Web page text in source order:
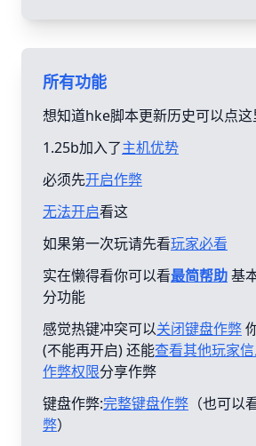
所有功能
想知道hke脚本更新历史可以点这
1.25b加入了主机优势
必须先开启作弊
无法开启看这
如果第一次玩请先看玩家必看
实在懒得看你可以看最简帮助基
分功能
感觉热键冲突可以关闭键盘作弊
(不能再开启) 还能查看其他玩家
作弊权限分享作弊
键盘作弊:完整键盘作弊 （也可以
弊）